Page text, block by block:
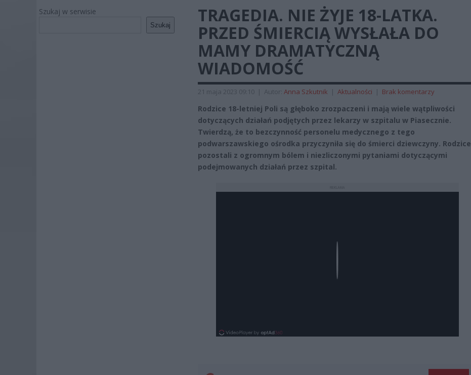
Szukaj w serwisie
Szukaj
TRAGEDIA. NIE ŻYJE 18-LATKA.
PRZED ŚMIERCIĄ WYSŁAŁA DO
MAMY DRAMATYCZNĄ
WIADOMOŚĆ
21 maja 2023 09:10 | Autor: Anna Szkutnik | Aktualności | Brak komentarzy
Rodzice 18-letniej Poli są głęboko zrozpaczeni i mają wiele wątpliwości
dotyczących działań podjętych przez lekarzy w szpitalu w Piasecznie.
Twierdzą, że to bezczynność personelu medycznego z tego
podwarszawskiego ośrodka przyczyniła się do śmierci dziewczyny. Rodzice
pozostali z ogromnym bólem i niezliczonymi pytaniami dotyczącymi
podejmowanych działań przez szpital.